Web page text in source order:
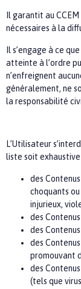
Il garantit auCCEM
nécessaires à la
Il s’engage à ce
atteinte à l’ordre
n’enfreignent
généralement, ne
la responsabilité
L’Utilisateur
liste soit exhaustive
des
choquants
injurieux,
des
des
des
promouvant
des
(tels que